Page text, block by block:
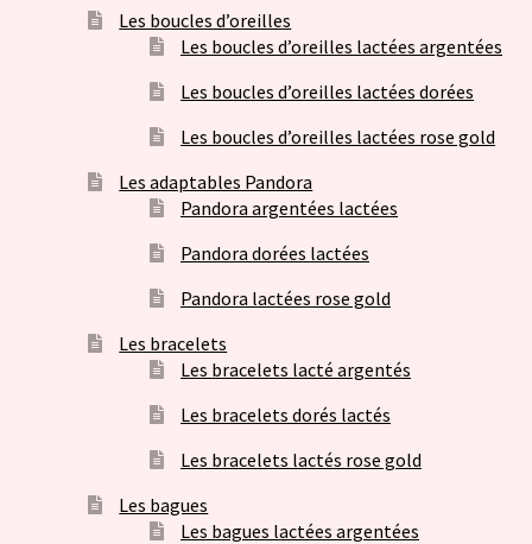
Les boucles d’oreilles
Les boucles d’oreilles lactées argentées
Les boucles d’oreilles lactées dorées
Les boucles d’oreilles lactées rose gold
Les adaptables Pandora
Pandora argentées lactées
Pandora dorées lactées
Pandora lactées rose gold
Les bracelets
Les bracelets lacté argentés
Les bracelets dorés lactés
Les bracelets lactés rose gold
Les bagues
Les bagues lactées argentées